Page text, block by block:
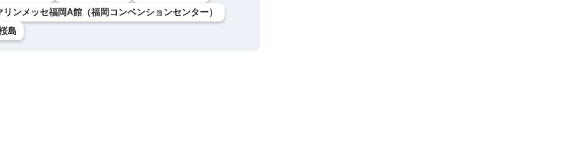
リンメッセ福岡A館（福岡コンベンションセンター）
島